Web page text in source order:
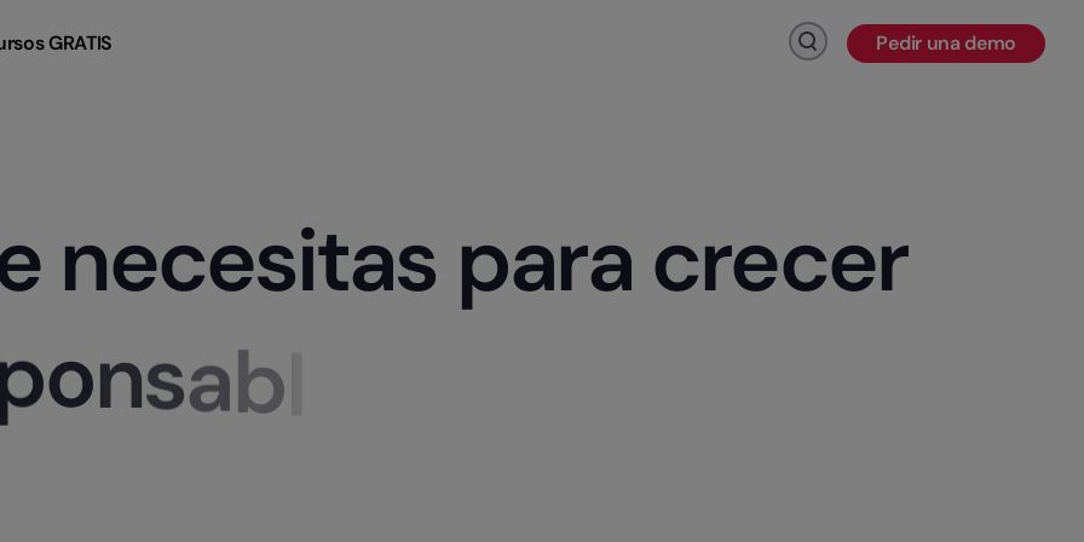
GRATIS Haz click para buscar
Pedir una demo
necesitas para crecer
responsable de RR.HH.,
onsab